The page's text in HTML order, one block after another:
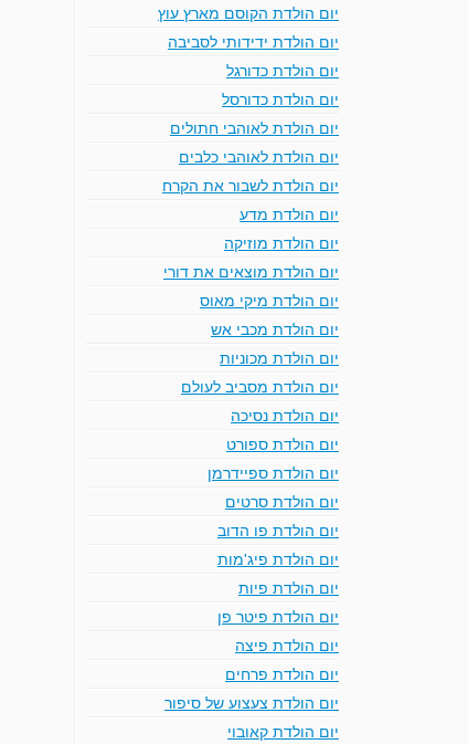
יום הולדת הקוסם מארץ עוץ
יום הולדת ידידותי לסביבה
יום הולדת כדורגל
יום הולדת כדורסל
יום הולדת לאוהבי חתולים
יום הולדת לאוהבי כלבים
יום הולדת לשבור את הקרח
יום הולדת מדע
יום הולדת מוזיקה
יום הולדת מוצאים את דורי
יום הולדת מיקי מאוס
יום הולדת מכבי אש
יום הולדת מכוניות
יום הולדת מסביב לעולם
יום הולדת נסיכה
יום הולדת ספורט
יום הולדת ספיידרמן
יום הולדת סרטים
יום הולדת פו הדוב
יום הולדת פיג'מות
יום הולדת פיות
יום הולדת פיטר פן
יום הולדת פיצה
יום הולדת פרחים
יום הולדת צעצוע של סיפור
יום הולדת קאובוי